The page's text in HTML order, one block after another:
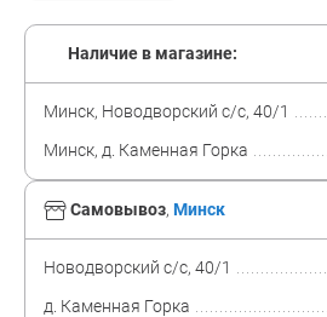
Самовывоз, Минск
Новодворский с/с, 40/1
д. Каменная Горка
Наличие в магазине:
Минск, Новодворский с/с, 40/1
Минск, д. Каменная Горка